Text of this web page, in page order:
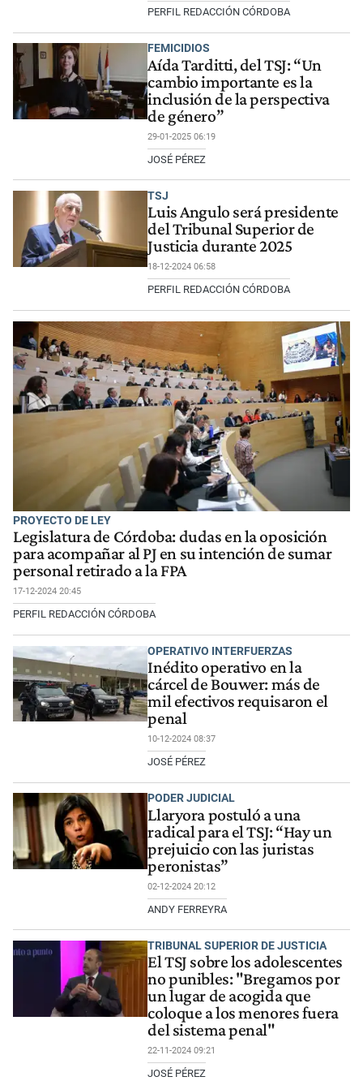
PERFIL REDACCIÓN CÓRDOBA
FEMICIDIOS
Aída Tarditti, del TSJ: “Un
cambio importante es la
inclusión de la perspectiva
de género”
29-01-2025 06:19
JOSÉ PÉREZ
TSJ
Luis Angulo será presidente
del Tribunal Superior de
Justicia durante 2025
18-12-2024 06:58
PERFIL REDACCIÓN CÓRDOBA
PROYECTO DE LEY
Legislatura de Córdoba: dudas en la oposición
para acompañar al PJ en su intención de sumar
personal retirado a la FPA
17-12-2024 20:45
PERFIL REDACCIÓN CÓRDOBA
OPERATIVO INTERFUERZAS
Inédito operativo en la
cárcel de Bouwer: más de
mil efectivos requisaron el
penal
10-12-2024 08:37
JOSÉ PÉREZ
PODER JUDICIAL
Llaryora postuló a una
radical para el TSJ: “Hay un
prejuicio con las juristas
peronistas”
02-12-2024 20:12
ANDY FERREYRA
TRIBUNAL SUPERIOR DE JUSTICIA
El TSJ sobre los adolescentes
no punibles: "Bregamos por
un lugar de acogida que
coloque a los menores fuera
del sistema penal"
22-11-2024 09:21
JOSÉ PÉREZ